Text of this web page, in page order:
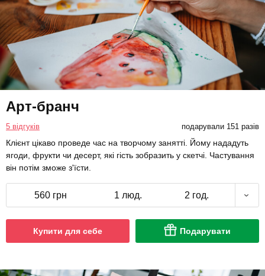
Арт-бранч
5 відгуків подарували 151 разів
Клієнт цікаво проведе час на творчому занятті. Йому нададуть
ягоди, фрукти чи десерт, які гість зобразить у скетчі. Частування
він потім зможе з'їсти.
560 грн 1 люд. 2 год.
Купити для себе Подарувати